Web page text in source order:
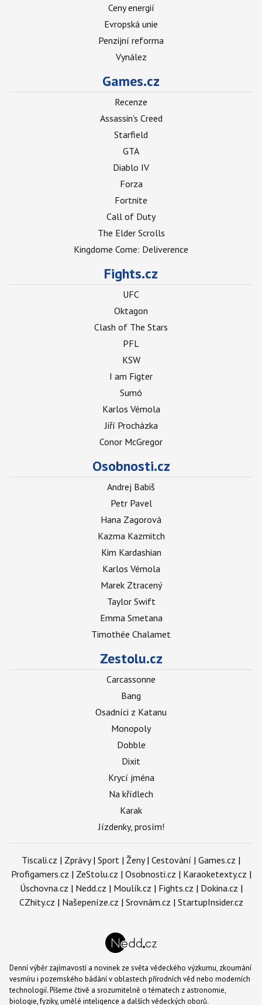
Ceny energií
Evropská unie
Penzijní reforma
Vynález
Games.cz
Recenze
Assassin's Creed
Starfield
GTA
Diablo IV
Forza
Fortnite
Call of Duty
The Elder Scrolls
Kingdome Come: Deliverence
Fights.cz
UFC
Oktagon
Clash of The Stars
PFL
KSW
I am Figter
Sumó
Karlos Vémola
Jiří Procházka
Conor McGregor
Osobnosti.cz
Andrej Babiš
Petr Pavel
Hana Zagorová
Kazma Kazmitch
Kim Kardashian
Karlos Vémola
Marek Ztracený
Taylor Swift
Emma Smetana
Timothée Chalamet
Zestolu.cz
Carcassonne
Bang
Osadníci z Katanu
Monopoly
Dobble
Dixit
Krycí jména
Na křídlech
Karak
Jízdenky, prosím!
Tiscali.cz | Zprávy| Sport | Ženy| Cestování | Games.cz |
Profigamers.cz | ZeStolu.cz | Osobnosti.cz | Karaoketexty.cz |
Úschovna.cz | Nedd.cz | Moulík.cz | Fights.cz | Dokina.cz |
CZhity.cz | Našepeníze.cz | Srovnám.cz | StartupInsider.cz
Denní výběr zajímavostí a novinek ze světa vědeckého výzkumu, zkoumání
vesmíru i pozemského bádání v oblastech přírodních věd nebo moderních
technologií. Píšeme čtivě a srozumitelně o tématech z astronomie,
biologie, fyziky, umělé inteligence a dalších vědeckých oborů.